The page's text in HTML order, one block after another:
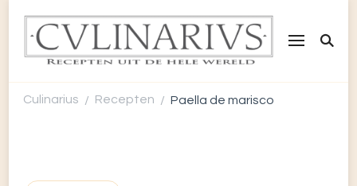
CULINARIUS
Culinarius / Recepten / Paella de marisco